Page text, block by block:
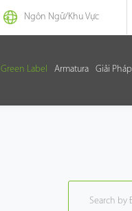
Ngôn Ngữ/Khu Vực
Green Label Armatura Giải Pháp